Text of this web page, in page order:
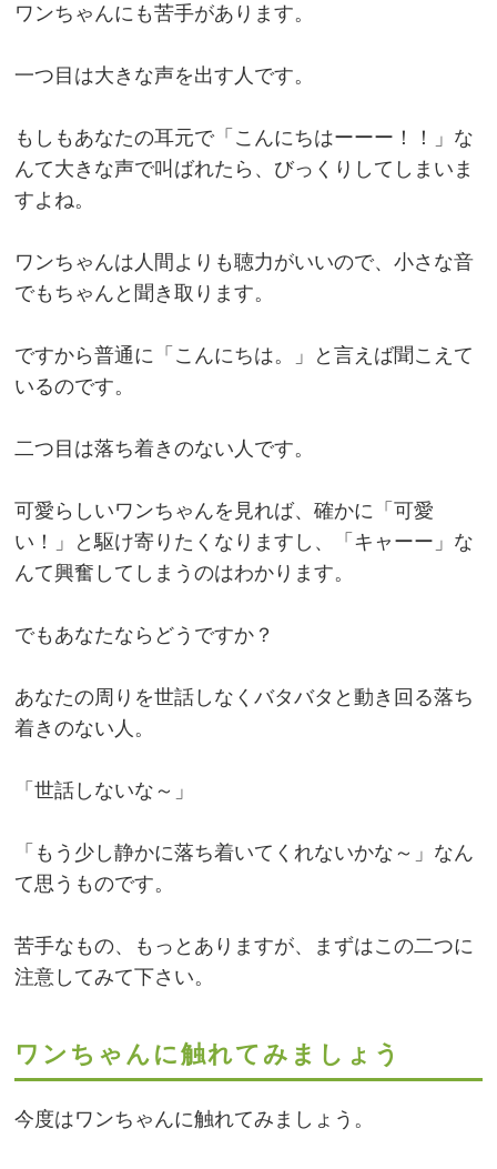
ワンちゃんにも苦手があります。
一つ目は大きな声を出す人です。
もしもあなたの耳元で「こんにちはーーー！！」な
んて大きな声で叫ばれたら、びっくりしてしまいま
すよね。
ワンちゃんは人間よりも聴力がいいので、小さな音
でもちゃんと聞き取ります。
ですから普通に「こんにちは。」と言えば聞こえて
いるのです。
二つ目は落ち着きのない人です。
可愛らしいワンちゃんを見れば、確かに「可愛
い！」と駆け寄りたくなりますし、「キャーー」な
んて興奮してしまうのはわかります。
でもあなたならどうですか？
あなたの周りを世話しなくバタバタと動き回る落ち
着きのない人。
「世話しないな～」
「もう少し静かに落ち着いてくれないかな～」なん
て思うものです。
苦手なもの、もっとありますが、まずはこの二つに
注意してみて下さい。
ワンちゃんに触れてみましょう
今度はワンちゃんに触れてみましょう。